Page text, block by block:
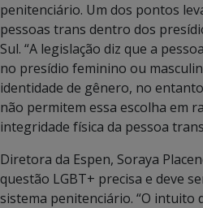
penitenciário. Um dos pontos
pessoas trans dentro dos
Sul. “A legislação diz que a
no presídio feminino ou
identidade de gênero, no
não permitem essa escolha em
integridade física da pessoa
Diretora da Espen, Soraya
questão LGBT+ precisa e deve
sistema penitenciário. “O intuito